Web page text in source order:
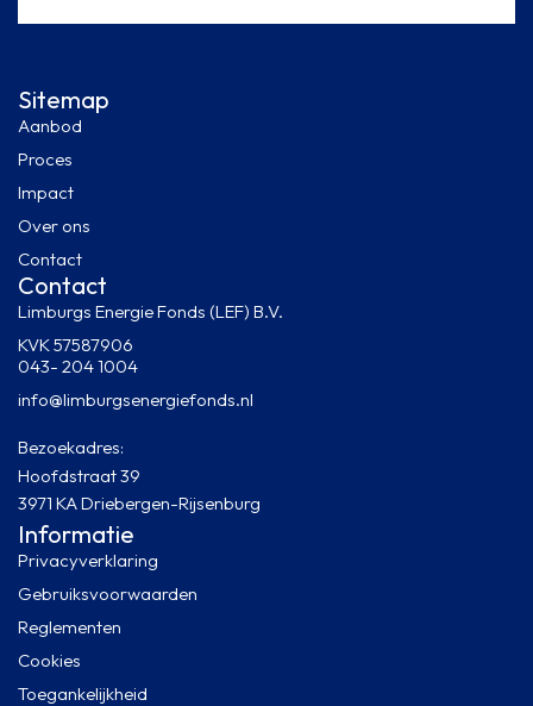
Sitemap
Aanbod
Proces
Impact
Over ons
Contact
Contact
Limburgs Energie Fonds (LEF) B.V.
KVK 57587906
043- 204 1004
info@limburgsenergiefonds.nl
Bezoekadres:
Hoofdstraat 39
3971 KA Driebergen-Rijsenburg
Informatie
Privacyverklaring
Gebruiksvoorwaarden
Reglementen
Cookies
Toegankelijkheid